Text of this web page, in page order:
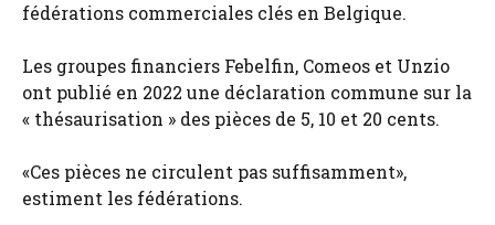
fédérations commerciales clés en Belgique.
Les groupes financiers Febelfin, Comeos et Unzio
ont publié en 2022 une déclaration commune sur la
« thésaurisation » des pièces de 5, 10 et 20 cents.
«Ces pièces ne circulent pas suffisamment»,
estiment les fédérations.